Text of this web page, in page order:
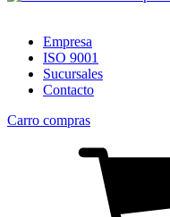
Empresa
ISO 9001
Sucursales
Contacto
Carro compras